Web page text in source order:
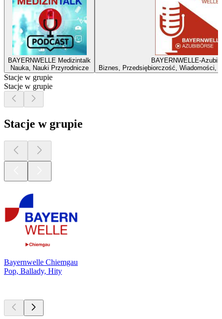
BAYERNWELLE Medizintalk
Nauka, Nauki Przyrodnicze
BAYERNWELLE-
Biznes, Przedsiębiorczość, Wiadomości,
Stacje w grupie
Stacje w grupie
Stacje w grupie
Bayernwelle Chiemgau
Pop, Ballady, Hity